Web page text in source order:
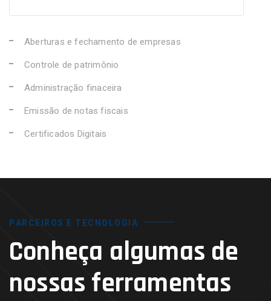
Aberturas e fechamento de empresas
Controle de patrimônio
Administração finaceira
Emissão de notas fiscais
Certificados Digitais
PARCEIROS E TECNOLOGIA
Conheça algumas de
nossas ferramentas